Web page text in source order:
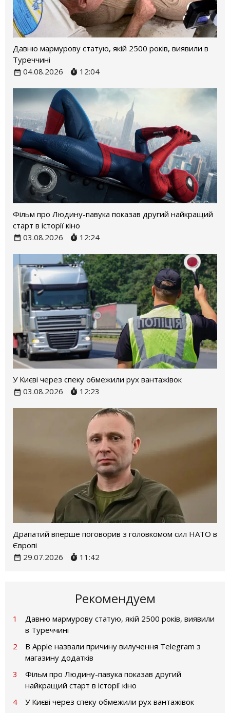
Давню мармурову статую, якій 2500 років, виявили в
Туреччині
04.08.2026
12:04
Фільм про Людину-павука показав другий найкращий
старт в історії кіно
03.08.2026
12:24
У Києві через спеку обмежили рух вантажівок
03.08.2026
12:23
Драпатий вперше поговорив з головкомом сил НАТО в
Європі
29.07.2026
11:42
Рекомендуем
1
Давню мармурову статую, якій 2500 років, виявили
в Туреччині
2
В Apple назвали причину вилучення Telegram з
магазину додатків
3
Фільм про Людину-павука показав другий
найкращий старт в історії кіно
4
У Києві через спеку обмежили рух вантажівок